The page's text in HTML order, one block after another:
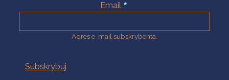
Email
Adres e-mail subskrybenta.